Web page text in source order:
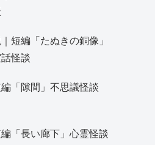
短編「たぬきの銅像」
怪談
編「隙間」不思議怪談
編「長い廊下」心霊怪談